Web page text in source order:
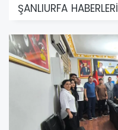
ŞANLIURFA HABERLERİ